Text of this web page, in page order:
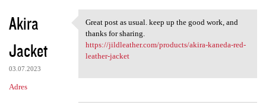
Akira
Jacket
03.07.2023
Adres
Great post as usual. keep up
Great post as usual. keep up the good work, and
thanks for sharing.
https://jildleather.com/products/akira-kaneda-red-
leather-jacket